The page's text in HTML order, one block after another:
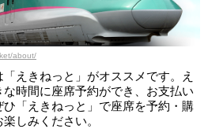
about/
えきねっと」がオススメです。え
時間に座席予約ができ、お支払い
「えきねっと」で座席を予約・購
しみください。